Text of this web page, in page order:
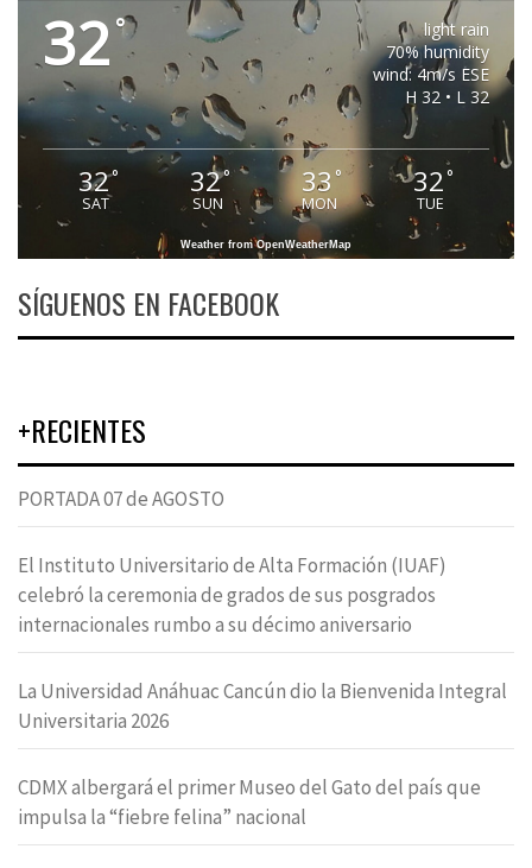
32 °
light rain
70% humidity
wind: 4m/s ESE
H 32 • L 32
32°
SAT
32°
SUN
33 °
MON
32°
TUE
Weather from OpenWeatherMap
SÍGUENOS EN FACEBOOK
+RECIENTES
PORTADA 07 de AGOSTO
El Instituto Universitario de Alta Formación (IUAF)
celebró la ceremonia de grados de sus posgrados
internacionales rumbo a su décimo aniversario
La Universidad Anáhuac Cancún dio la Bienvenida Integral
Universitaria 2026
CDMX albergará el primer Museo del Gato del país que
impulsa la “fiebre felina” nacional